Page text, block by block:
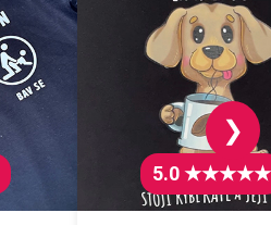
5.0 ★★★★★
❯